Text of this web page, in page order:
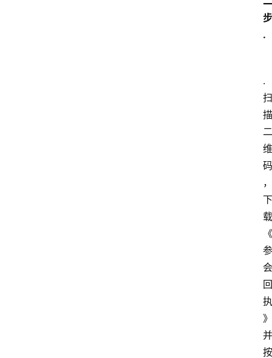
步
.
.
扫
描
二
维
码
，
下
载
《
参
会
回
执
》
并
按